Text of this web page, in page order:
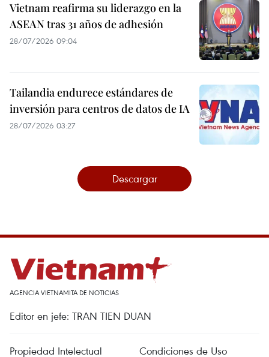
Vietnam reafirma su liderazgo en la
ASEAN tras 31 años de adhesión
28/07/2026 09:04
Tailandia endurece estándares de
inversión para centros de datos de IA
28/07/2026 03:27
Descargar
AGENCIA VIETNAMITA DE NOTICIAS
Editor en jefe: TRAN TIEN DUAN
Propiedad Intelectual Condiciones de Uso